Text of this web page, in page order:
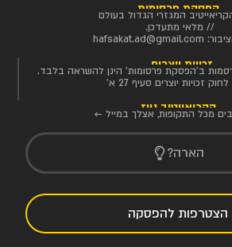
הפסקת פרסומות
המגזרי הגדול בעולם
// מלאי מתעדכן.
hafsakat.ad@gmail.com
זכויות יוצרים
ב'הפסקת פרסומות' הינן להשראה בלבד.
זכויות יוצרים סעיף 27 א'
הקריאייטיב ניוז
מכל התקופות, אצלך במייל ←
הארה?
הצטרפות להפסקה